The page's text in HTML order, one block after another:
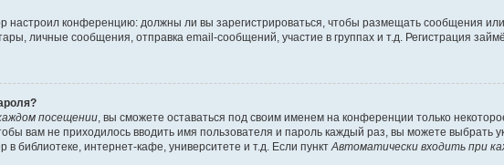
настроил конференцию: должны ли вы зарегистрироваться, чтобы размещать сообщения
личные сообщения, отправка email-сообщений, участие в группах и т.д. Регистрация
посещении , вы сможете оставаться под своим именем на конференции только
вам не приходилось вводить имя пользователя и пароль каждый раз, вы можете
библиотеке, интернет-кафе, университете и т.д. Если пункт Автоматически входить при